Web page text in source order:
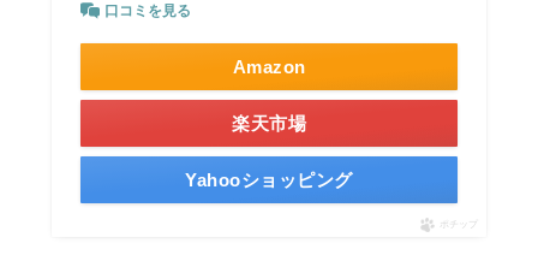
口コミを見る
Amazon
楽天市場
Yahooショッピング
ポチップ